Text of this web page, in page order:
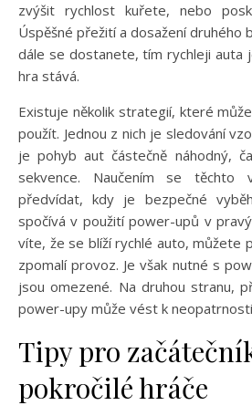
zvýšit rychlost kuřete, nebo
Úspěšné přežití a dosažení druhého
dále se dostanete, tím rychleji auta
hra stává.
Existuje několik strategií, které
použít. Jednou z nich je sledování
je pohyb aut částečně náhodný,
sekvence. Naučením se těchto
předvídat, kdy je bezpečné
spočívá v použití power-upů v
víte, že se blíží rychlé auto, můžete
zpomalí provoz. Je však nutné s
jsou omezené. Na druhou stranu,
power-upy může vést k neopatrnosti
Tipy pro
pokročilé hráče